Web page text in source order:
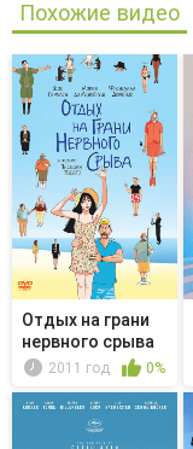
Похожие видео
Отдых на грани
нервного срыва
2011 год 0%